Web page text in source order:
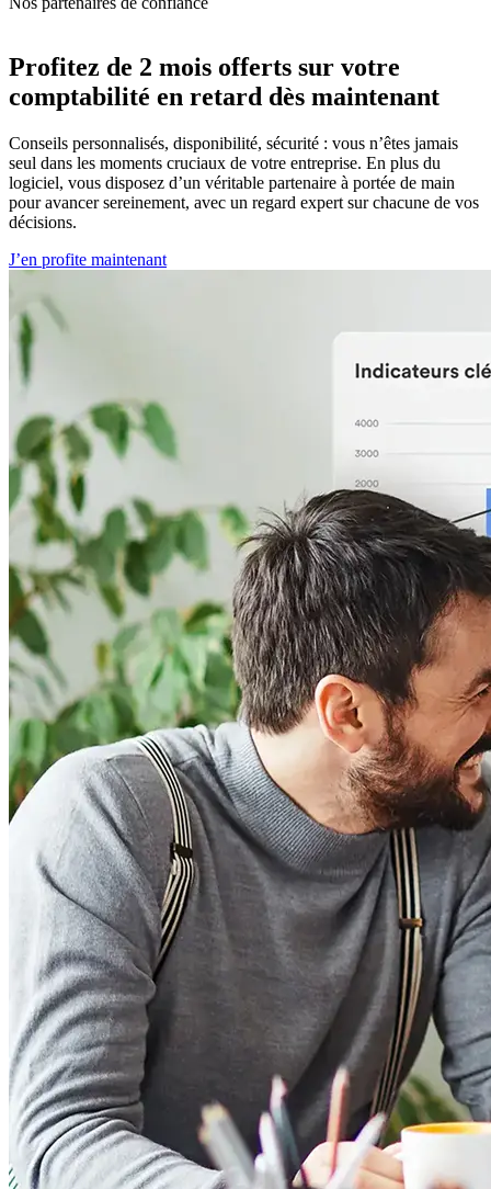
Profitez de 2 mois offerts sur votre
comptabilité en retard dès maintenant
Conseils personnalisés, disponibilité, sécurité : vous n’êtes jamais
seul dans les moments cruciaux de votre entreprise. En plus du
logiciel, vous disposez d’un véritable partenaire à portée de main
pour avancer sereinement, avec un regard expert sur chacune de vos
décisions.
J’en profite maintenant